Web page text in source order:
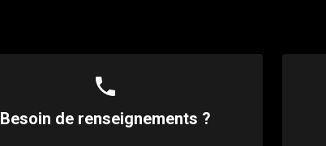
phone
Besoin de renseignements ?